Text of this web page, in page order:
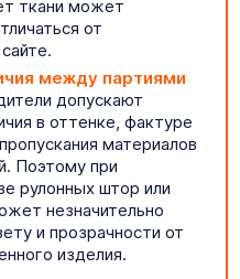
ткани может
от
между партиями
допускают
в оттенке, фактуре
материалов
Поэтому при
рулонных штор или
незначительно
и прозрачности от
изделия.